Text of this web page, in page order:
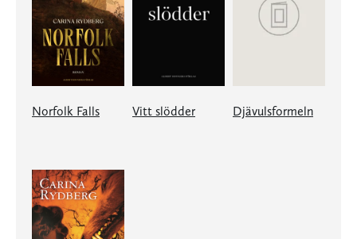
Norfolk Falls Vitt slödder Djävulsformeln